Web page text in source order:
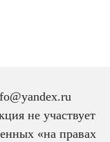
не участвует
«на правах